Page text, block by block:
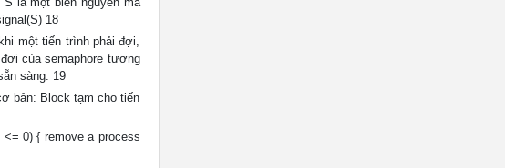
18
một tiến trình phải đợi,
của semaphore tương
sàng. 19
bản: Block tạm cho tiến
0) { remove a process